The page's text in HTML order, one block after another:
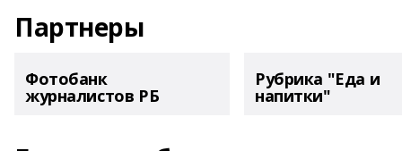
Партнеры
Фотобанк
журналистов РБ
Рубрика "Еда и
напитки"